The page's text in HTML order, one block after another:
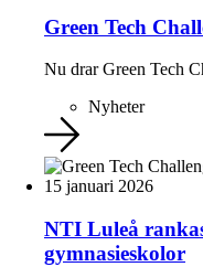
Green Tech
Nu drar Green Tech
Nyheter
15 januari 2026
NTI Luleå
gymnasieskolor